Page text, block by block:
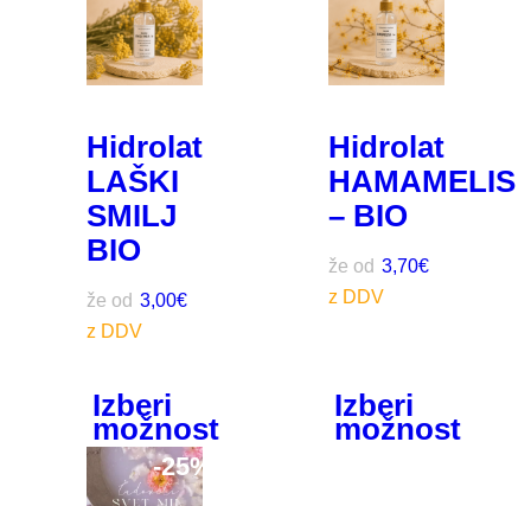
Hidrolat
LAŠKI
SMILJ
BIO
že od 3,00€
Izberi
možnost
Hidrolat
HAMAMELIS
– BIO
že od 3,70€
Izberi
možnost
-25%